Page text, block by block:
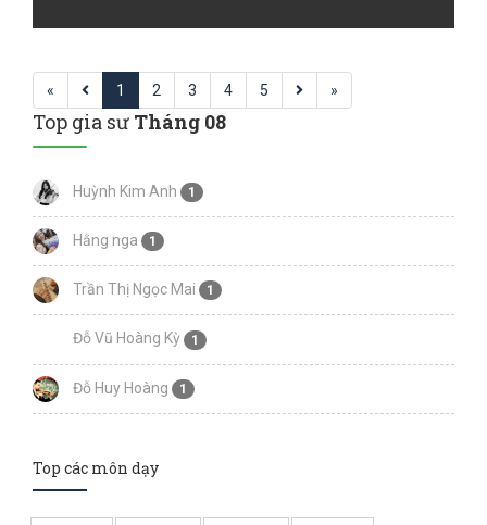
«
1 2 3 4 5 »
Top gia sư Tháng 08
Huỳnh Kim Anh 1
Hằng nga 1
Trần Thị Ngọc Mai 1
Đỗ Vũ Hoàng Kỳ 1
Đỗ Huy Hoàng 1
Top các môn dạy